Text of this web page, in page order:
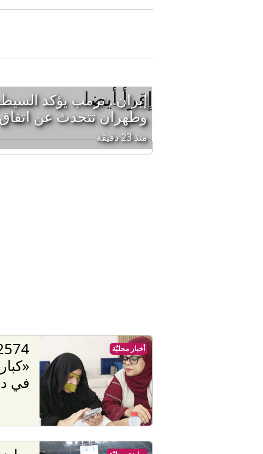
إقرأ أيضا
إيران.. ترمب يؤكد
وطهران تتحدث عن
منذ 23 دقيقة
في
أخبار محليّة